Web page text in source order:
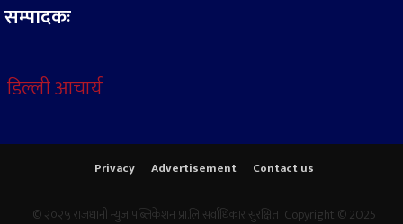
सम्पादकः
डिल्ली आचार्य
Privacy Advertisement Contact us
© २०२५ राजधानी न्युज पब्लिकेशन प्रा.लि सर्वाधिकार सुरक्षित Copyright © 2025